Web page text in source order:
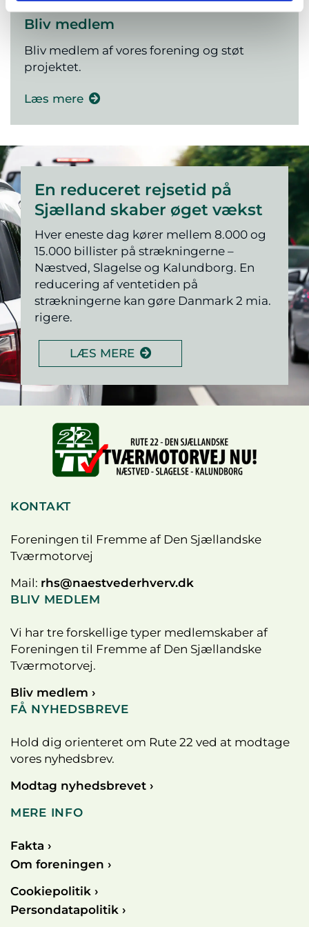
Bliv medlem
Bliv medlem af vores forening og støt
projektet.
Læs mere
En reduceret rejsetid på
Sjælland skaber øget vækst
Hver eneste dag kører mellem 8.000 og
15.000 billister på strækningerne –
Næstved, Slagelse og Kalundborg. En
reducering af ventetiden på
strækningerne kan gøre Danmark 2 mia.
rigere.
LÆS MERE
KONTAKT
Foreningen til Fremme af Den Sjællandske
Tværmotorvej
Mail: rhs@naestvederhverv.dk
BLIV MEDLEM
Vi har tre forskellige typer medlemskaber af
Foreningen til Fremme af Den Sjællandske
Tværmotorvej.
Bliv medlem ›
FÅ NYHEDSBREVE
Hold dig orienteret om Rute 22 ved at modtage
vores nyhedsbrev.
Modtag nyhedsbrevet ›
MERE INFO
Fakta ›
Om foreningen ›
Cookiepolitik ›
Persondatapolitik ›